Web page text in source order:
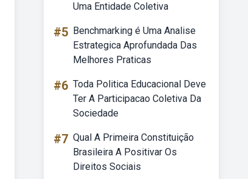
Uma Entidade Coletiva
#5 Benchmarking é Uma Analise
Estrategica Aprofundada Das
Melhores Praticas
#6 Toda Politica Educacional Deve
Ter A Participacao Coletiva Da
Sociedade
#7 Qual A Primeira Constituição
Brasileira A Positivar Os
Direitos Sociais